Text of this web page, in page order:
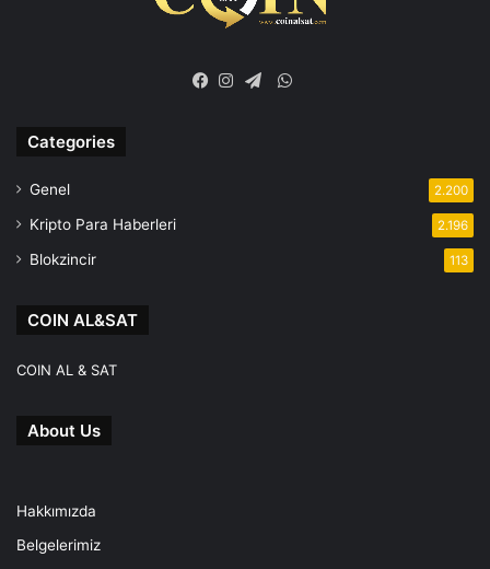
WhatsApp
Categories
Genel 2.200
Kripto Para Haberleri 2.196
Blokzincir 113
COIN AL&SAT
COIN AL & SAT
About Us
Hakkımızda
Belgelerimiz